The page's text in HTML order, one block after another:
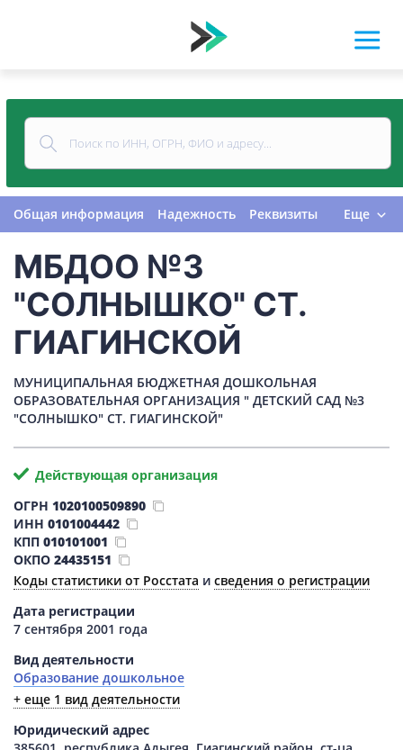
Общая информация Надежность
Реквизиты
Финансовая отчетность
Руководитель
Учредитель
Связи Госзакупки
Проверки
Долги
Налоги и сборы История изменений
Еще
МБДОО №3
"СОЛНЫШКО" СТ.
ГИАГИНСКОЙ
МУНИЦИПАЛЬНАЯ БЮДЖЕТНАЯ ДОШКОЛЬНАЯ
ОБРАЗОВАТЕЛЬНАЯ ОРГАНИЗАЦИЯ " ДЕТСКИЙ САД №3
"СОЛНЫШКО" СТ. ГИАГИНСКОЙ"
Действующая организация
ОГРН 1020100509890
ИНН 0101004442
КПП 010101001
ОКПО 24435151
Коды статистики от Росстата и сведения о регистрации
Дата регистрации
7 сентября 2001 года
Вид деятельности
Образование дошкольное
+ еще 1 вид деятельности
Юридический адрес